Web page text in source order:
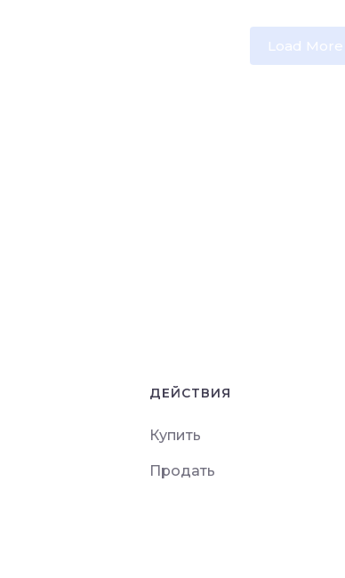
Load More
ДЕЙСТВИЯ
Купить
Продать